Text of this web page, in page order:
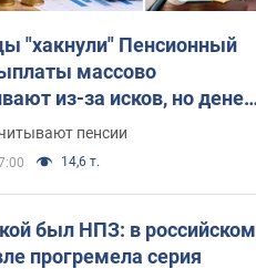
"хакнули" Пенсионный
массово
из-за исков, но денег
пенсии
14,6 т.
был НПЗ: в российском
прогремела серия